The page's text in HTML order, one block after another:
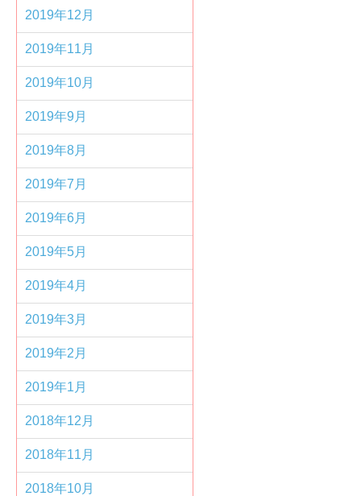
2019年12月
2019年11月
2019年10月
2019年9月
2019年8月
2019年7月
2019年6月
2019年5月
2019年4月
2019年3月
2019年2月
2019年1月
2018年12月
2018年11月
2018年10月